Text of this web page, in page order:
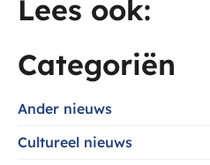
Lees ook:
Categoriën
Ander nieuws
Cultureel nieuws